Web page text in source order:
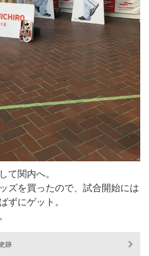
て関内へ。
ズを買ったので、試合開始には
ずにゲット。
跡